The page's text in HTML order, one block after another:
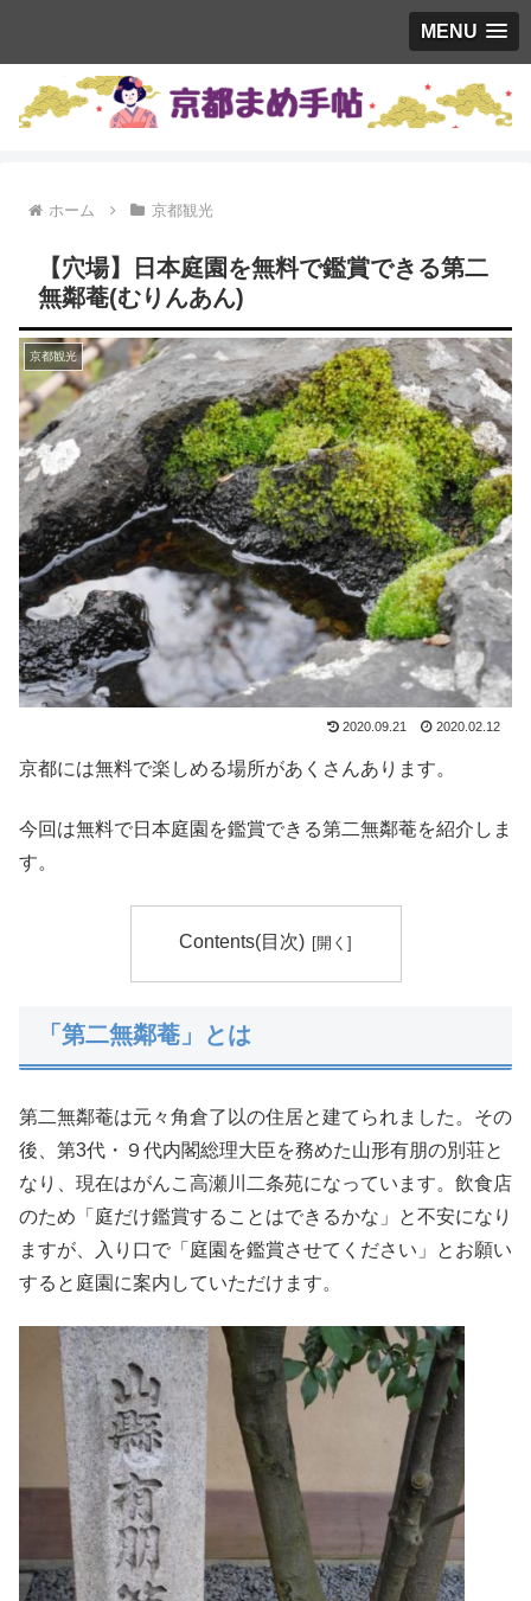
MENU
ホーム 京都観光
【穴場】日本庭園を無料で鑑賞できる第二
無鄰菴(むりんあん)
京都観光
2020.09.21 2020.02.12
京都には無料で楽しめる場所があくさんあります。
今回は無料で日本庭園を鑑賞できる第二無鄰菴を紹介しま
す。
Contents(目次)
「第二無鄰菴」とは
第二無鄰菴は元々角倉了以の住居と建てられました。その
後、第3代・９代内閣総理大臣を務めた山形有朋の別荘と
なり、現在はがんこ高瀬川二条苑になっています。飲食店
のため「庭だけ鑑賞することはできるかな」と不安になり
ますが、入り口で「庭園を鑑賞させてください」とお願い
すると庭園に案内していただけます。